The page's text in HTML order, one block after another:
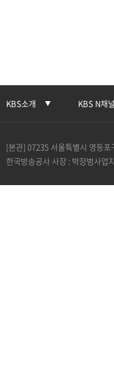
KBS소개 KBS N채널
[본관] 07235 서울특별시 영등
한국방송공사 사장 : 박장범사업